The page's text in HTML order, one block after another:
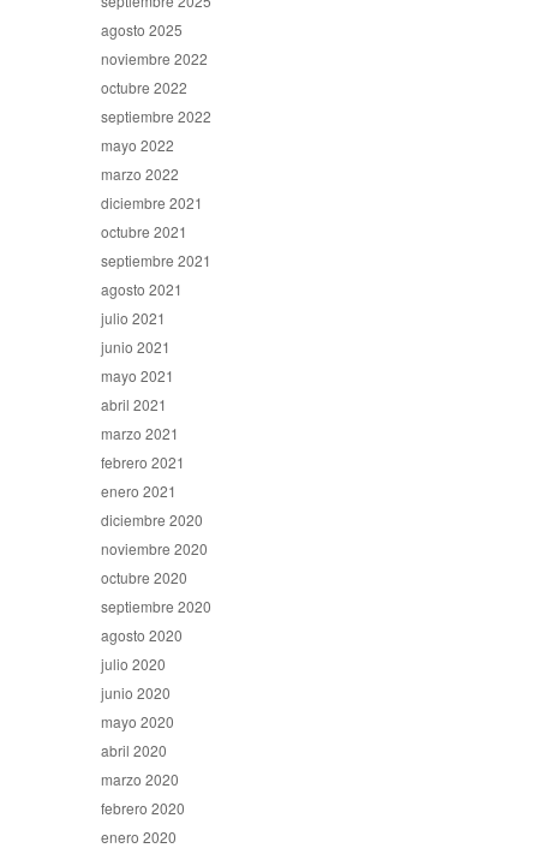
agosto 2025
noviembre 2022
octubre 2022
septiembre 2022
mayo 2022
marzo 2022
diciembre 2021
octubre 2021
septiembre 2021
agosto 2021
julio 2021
junio 2021
mayo 2021
abril 2021
marzo 2021
febrero 2021
enero 2021
diciembre 2020
noviembre 2020
octubre 2020
septiembre 2020
agosto 2020
julio 2020
junio 2020
mayo 2020
abril 2020
marzo 2020
febrero 2020
enero 2020